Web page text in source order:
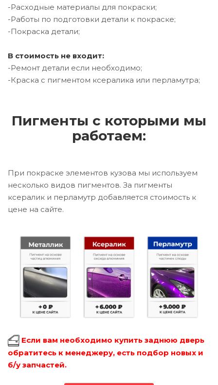
-Расходные материалы для покраски;
-Работы по подготовки детали к покраске;
-Покраска детали;
В стоимость не входит:
-Ремонт детали если необходимо;
-Краска с пигментом ксералика или перламутра;
Пигменты с которыми мы
работаем:
При покраске элементов кузова мы используем
несколько видов пигментов. За пигменты
ксералик и перламутр добавляется стоимость к
цене на сайте.
Если вам необходимо купить заднюю дверь
обратитесь к менеджеру, есть подбор новых и
б/у запчастей.